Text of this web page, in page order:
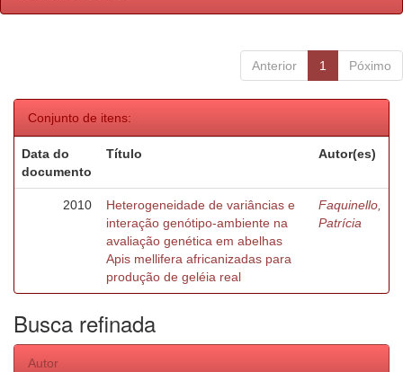
Anterior 1 Póximo
Conjunto de itens:
Data do
documento
Título Autor(es)
2010
Heterogeneidade de variâncias e
interação genótipo-ambiente na
avaliação genética em abelhas
Apis mellifera africanizadas para
produção de geléia real
Faquinello,
Patrícia
Busca refinada
Autor